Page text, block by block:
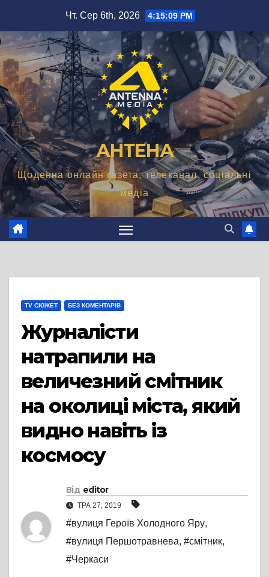
вмісту
Чт. Сер 6th, 2026 4:15:11 PM
АНТЕНА
Щоденна онлайн газета, телеканал, соціальні
медіа
TV СЮЖЕТ БЕЗ КОМЕНТАРІВ
Журналісти
натрапили на
величезний смітник
на околиці міста, який
видно навіть із
космосу
Від editor
ТРА 27, 2019
#вулиця Героїв Холодного Яру,
#вулиця Першотравнева, #смітник,
#Черкаси